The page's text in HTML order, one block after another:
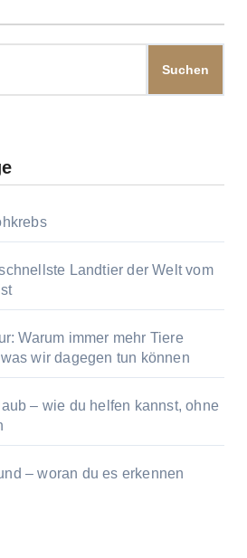
Suchen
Landtier der Welt vom
Warum immer mehr Tiere
wir dagegen tun können
– wie du helfen kannst, ohne
– woran du es erkennen